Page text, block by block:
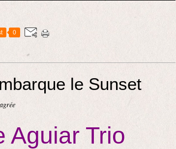
0
le Sunset
Aguiar Trio